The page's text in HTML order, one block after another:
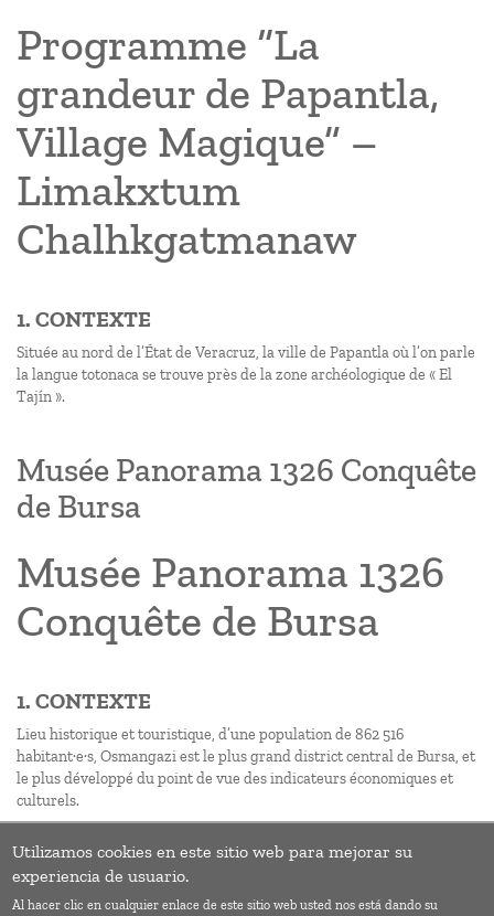
Programme “La
grandeur de Papantla,
Village Magique” –
Limakxtum
Chalhkgatmanaw
1. CONTEXTE
Située au nord de l’État de Veracruz, la ville de Papantla où l’on parle
la langue totonaca se trouve près de la zone archéologique de « El
Tajín ».
Musée Panorama 1326 Conquête
de Bursa
Musée Panorama 1326
Conquête de Bursa
1. CONTEXTE
Lieu historique et touristique, d’une population de 862 516
habitant·e·s, Osmangazi est le plus grand district central de Bursa, et
le plus développé du point de vue des indicateurs économiques et
culturels.
Pagination
Utilizamos cookies en este sitio web para mejorar su
experiencia de usuario.
Al hacer clic en cualquier enlace de este sitio web usted nos está dando su